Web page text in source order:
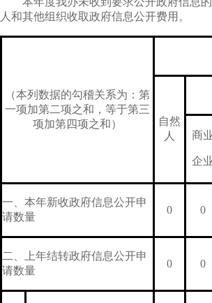
人和其他组织收取政府信息公开费用。
（本列数据的勾稽关系为：第
一项加第二项之和，等于第三
项加第四项之和）
自然
人
商
企
一、本年新收政府信息公开申
请数量
0 0
二、上年结转政府信息公开申
请数量
0 0